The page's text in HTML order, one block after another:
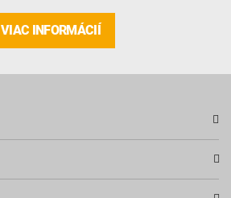
VIAC INFORMÁCIÍ